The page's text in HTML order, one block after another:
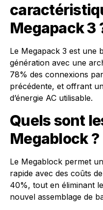
Megapack 3
Le Megapack 3 est une
génération avec une
78% des connexions
précédente, et offrant
d’énergie AC utilisable.
Quels sont
Megablock ?
Le Megablock permet
rapide avec des coûts
40%, tout en éliminant
nouvel assemblage de